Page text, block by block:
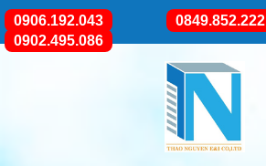
0906.192.043
0849.852.222
0902.495.086